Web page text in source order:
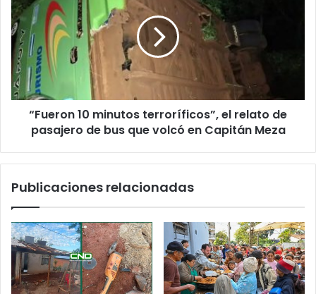
“Fueron 10 minutos terroríficos”, el relato de
pasajero de bus que volcó en Capitán Meza
Publicaciones relacionadas